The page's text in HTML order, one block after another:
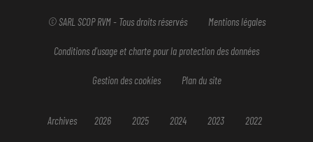
© SARL SCOP RVM - Tous droits réservés Mentions légales
Conditions d'usage et charte pour la protection des données
Gestion des cookies Plan du site
Archives 2026 2025 2024 2023 2022